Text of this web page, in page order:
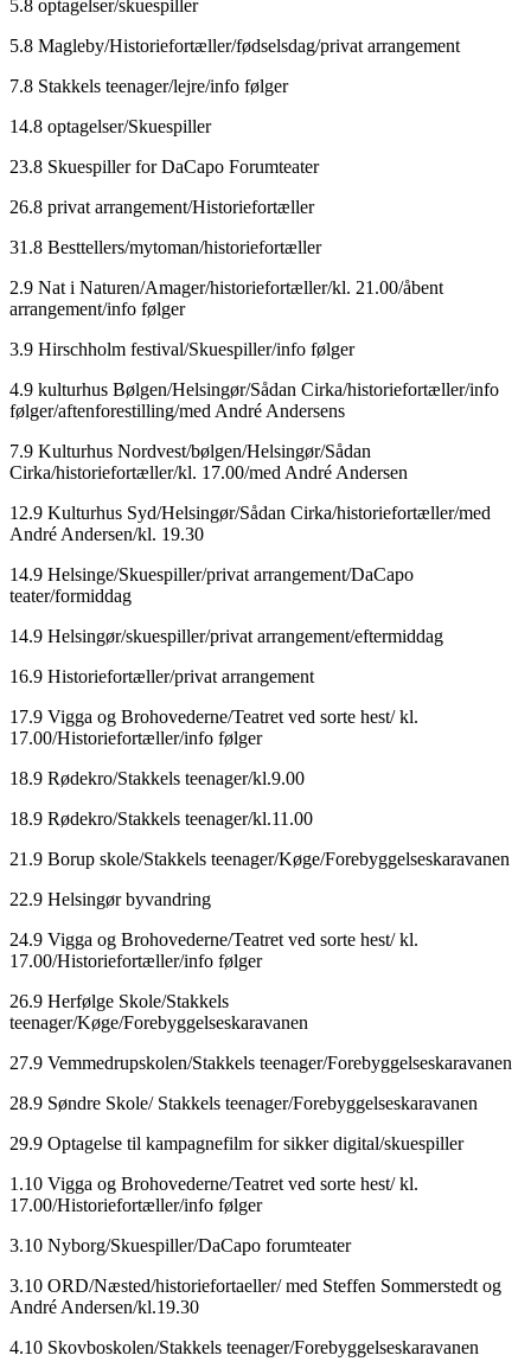
5.8 optagelser/skuespiller
5.8 Magleby/Historiefortæller/fødselsdag/privat arrangement
7.8 Stakkels teenager/lejre/info følger
14.8 optagelser/Skuespiller
23.8 Skuespiller for DaCapo Forumteater
26.8 privat arrangement/Historiefortæller
31.8 Besttellers/mytoman/historiefortæller
2.9 Nat i Naturen/Amager/historiefortæller/kl. 21.00/åbent
arrangement/info følger
3.9 Hirschholm festival/Skuespiller/info følger
4.9 kulturhus Bølgen/Helsingør/Sådan Cirka/historiefortæller/info
følger/aftenforestilling/med André Andersens
7.9 Kulturhus Nordvest/bølgen/Helsingør/Sådan
Cirka/historiefortæller/kl. 17.00/med André Andersen
12.9 Kulturhus Syd/Helsingør/Sådan Cirka/historiefortæller/med
André Andersen/kl. 19.30
14.9 Helsinge/Skuespiller/privat arrangement/DaCapo
teater/formiddag
14.9 Helsingør/skuespiller/privat arrangement/eftermiddag
16.9 Historiefortæller/privat arrangement
17.9 Vigga og Brohovederne/Teatret ved sorte hest/ kl.
17.00/Historiefortæller/info følger
18.9 Rødekro/Stakkels teenager/kl.9.00
18.9 Rødekro/Stakkels teenager/kl.11.00
21.9 Borup skole/Stakkels teenager/Køge/Forebyggelseskaravanen
22.9 Helsingør byvandring
24.9 Vigga og Brohovederne/Teatret ved sorte hest/ kl.
17.00/Historiefortæller/info følger
26.9 Herfølge Skole/Stakkels
teenager/Køge/Forebyggelseskaravanen
27.9 Vemmedrupskolen/Stakkels teenager/Forebyggelseskaravanen
28.9 Søndre Skole/ Stakkels teenager/Forebyggelseskaravanen
29.9 Optagelse til kampagnefilm for sikker digital/skuespiller
1.10 Vigga og Brohovederne/Teatret ved sorte hest/ kl.
17.00/Historiefortæller/info følger
3.10 Nyborg/Skuespiller/DaCapo forumteater
3.10 ORD/Næsted/historiefortaeller/ med Steffen Sommerstedt og
André Andersen/kl.19.30
4.10 Skovboskolen/Stakkels teenager/Forebyggelseskaravanen